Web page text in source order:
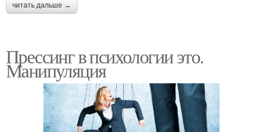
читать дальше →
Прессинг в психологии это.
Манипуляция